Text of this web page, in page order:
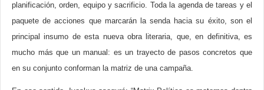
planificación, orden, equipo y sacrificio. Toda la agenda de tareas y el
paquete de acciones que marcarán la senda hacia su éxito, son el
principal insumo de esta nueva obra literaria, que, en definitiva, es
mucho más que un manual: es un trayecto de pasos concretos que
en su conjunto conforman la matriz de una campaña.